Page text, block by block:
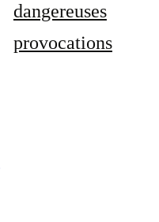
dangereuses
provocations